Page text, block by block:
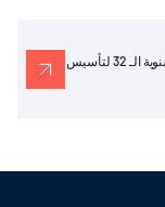
رئيس تيكا ينشر رسالة بمناسبة الذكرى السنوية الـ 32 لتأسيس